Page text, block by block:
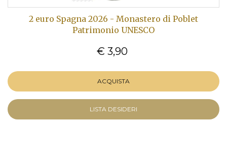
2 euro Spagna 2026 - Monastero di Poblet
Patrimonio UNESCO
€ 3,90
ACQUISTA
LISTA DESIDERI